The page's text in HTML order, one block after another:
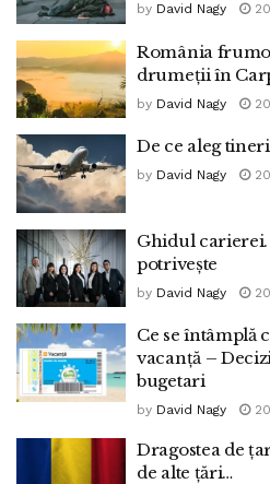
by David Nagy
România
drumeții în
by David Nagy
De ce aleg
by David Nagy
Ghidul carierei.
potrivește
by David Nagy
Ce se întâmplă
vacanță –
bugetari
by David Nagy
Dragostea de
de alte țări…